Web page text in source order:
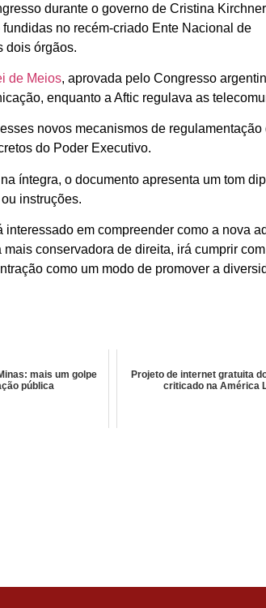
durante o governo de Cristina
no recém-criado Ente Nacional de
dois órgãos.
de Meios, aprovada pelo Congresso
enquanto a Aftic regulava as
novos mecanismos de regulamentação
do Poder Executivo.
íntegra, o documento apresenta um tom
instruções.
em compreender como a nova
conservadora de direita, irá cumprir com
como um modo de promover a
mais um golpe
pública
Projeto de internet gratuita
criticado na América